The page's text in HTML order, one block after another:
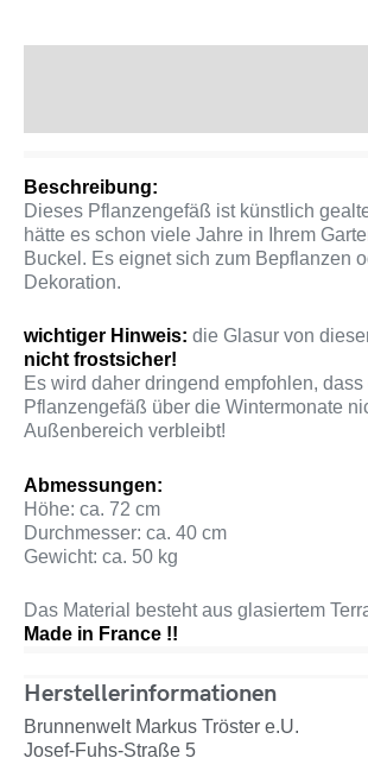
Beschreibung:
Dieses Pflanzengefäß ist künstlich
hätte es schon viele Jahre in Ihrem
Buckel. Es eignet sich zum Bepflanzen
Dekoration.
wichtiger Hinweis: die Glasur von
nicht frostsicher!
Es wird daher dringend empfohlen,
Pflanzengefäß über die Wintermonate
Außenbereich verbleibt!
Abmessungen:
Höhe: ca. 72 cm
Durchmesser: ca. 40 cm
Gewicht: ca. 50 kg
Das Material besteht aus glasiertem
Made in France !!
Herstellerinformationen
Brunnenwelt Markus Tröster e.U.
Josef-Fuhs-Straße 5